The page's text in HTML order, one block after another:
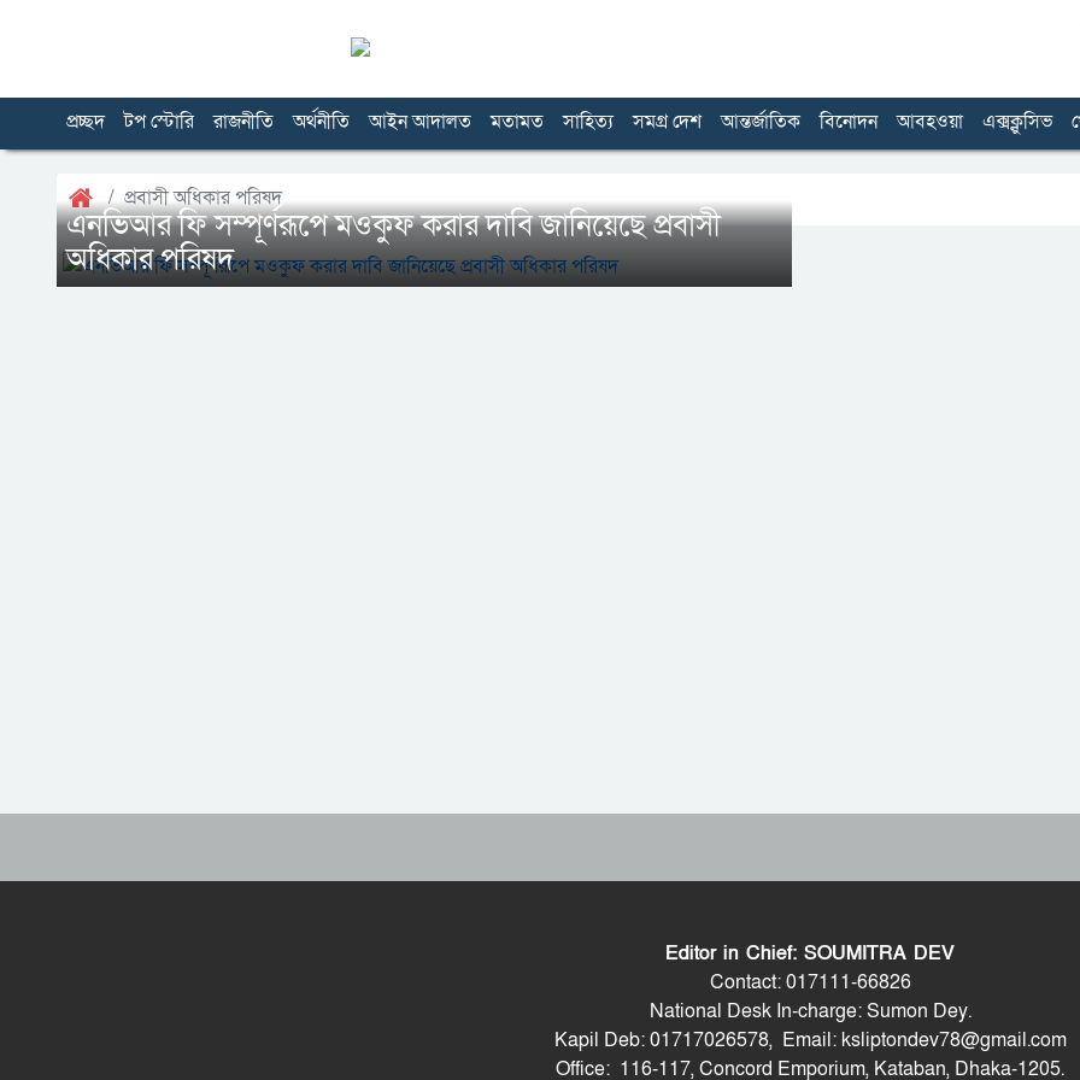
প্রচ্ছদ টপ স্টোরি রাজনীতি অর্থনীতি আইন আদালত মতামত সাহিত্য সমগ্র দেশ আন্তর্জাতিক বিনোদন আবহওয়া এক্সক্লুসিভ
প্রবাসী অধিকার পরিষদ
এনভিআর ফি সম্পূর্ণরূপে মওকুফ করার দাবি জানিয়েছে প্রবাসী
অধিকার পরিষদ
Editor in Chief: SOUMITRA DEV
Contact: 017111-66826
National Desk In-charge: Sumon Dey.
Kapil Deb: 01717026578, Email: ksliptondev78@gmail.com
Office: 116-117, Concord Emporium, Kataban, Dhaka-1205.